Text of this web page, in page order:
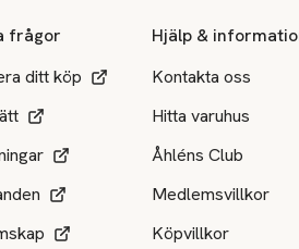
frågor
ditt köp
Hjälp &
Kontakta oss
Hitta varuhus
Åhléns Club
Medlemsvillkor
Köpvillkor